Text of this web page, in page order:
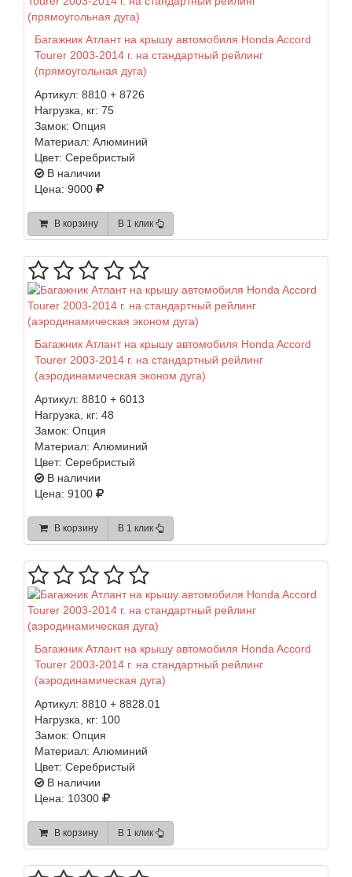
Багажник Атлант на крышу автомобиля Honda Accord
Tourer 2003-2014 г. на стандартный рейлинг
(прямоугольная дуга)
Артикул: 8810 + 8726
Нагрузка, кг: 75
Замок: Опция
Материал: Алюминий
Цвет: Серебристый
В наличии
Цена: 9000
В корзину В 1 клик
Багажник Атлант на крышу автомобиля Honda Accord
Tourer 2003-2014 г. на стандартный рейлинг
(аэродинамическая эконом дуга)
Артикул: 8810 + 6013
Нагрузка, кг: 48
Замок: Опция
Материал: Алюминий
Цвет: Серебристый
В наличии
Цена: 9100
В корзину В 1 клик
Багажник Атлант на крышу автомобиля Honda Accord
Tourer 2003-2014 г. на стандартный рейлинг
(аэродинамическая дуга)
Артикул: 8810 + 8828.01
Нагрузка, кг: 100
Замок: Опция
Материал: Алюминий
Цвет: Серебристый
В наличии
Цена: 10300
В корзину В 1 клик